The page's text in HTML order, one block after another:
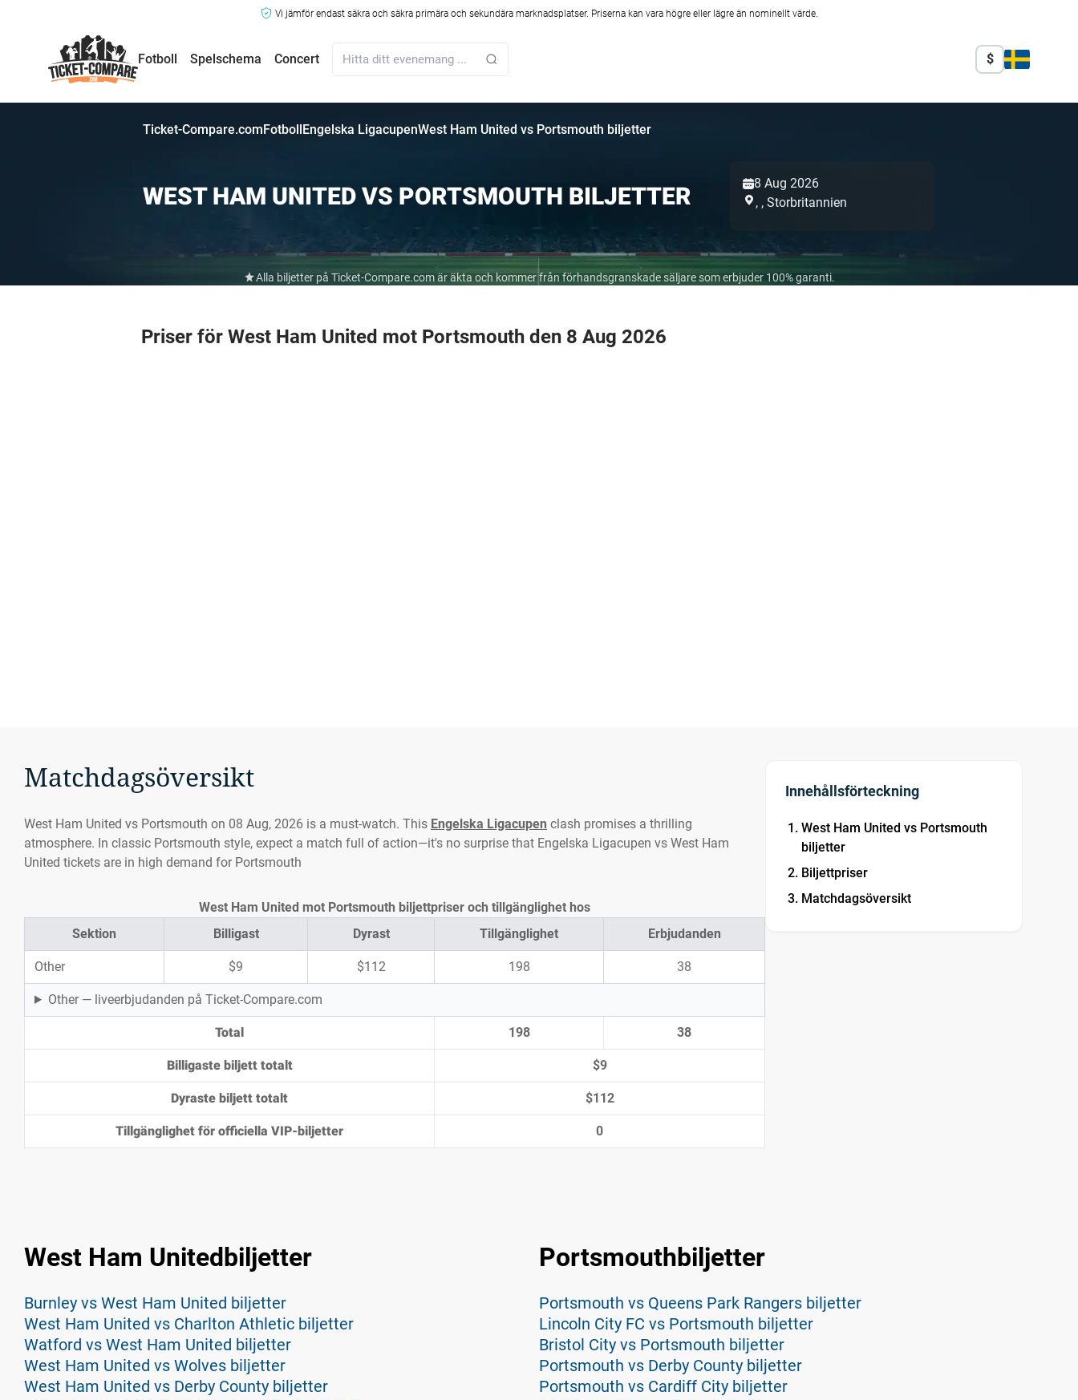
Vi jämför endast säkra och säkra primära och sekundära marknadsplatser. Priserna kan vara högre eller lägre än nominellt värde.
Fotboll Spelschema Concert $
Ticket-Compare.comFotbollEngelska LigacupenWest Ham United vs Portsmouth biljetter
WEST HAM UNITED VS PORTSMOUTH BILJETTER
8 Aug 2026
, , Storbritannien
Alla biljetter på Ticket-Compare.com är äkta och kommer från förhandsgranskade säljare som erbjuder 100% garanti.
Priser för West Ham United mot Portsmouth den 8 Aug 2026
Matchdagsöversikt
West Ham United vs Portsmouth on 08 Aug, 2026 is a must-watch. This Engelska Ligacupen clash promises a thrilling
atmosphere. In classic Portsmouth style, expect a match full of action—it's no surprise that Engelska Ligacupen vs West Ham
United tickets are in high demand for Portsmouth
Sektion Billigast Dyrast Tillgänglighet Erbjudanden
Other $9 $112 198 38
Other — liveerbjudanden på Ticket-Compare.com
Total 198 38
Billigaste biljett totalt $9
Dyraste biljett totalt $112
Tillgänglighet för officiella VIP-biljetter 0
West Ham United mot Portsmouth biljettpriser och tillgänglighet hos
Innehållsförteckning
West Ham United vs Portsmouth
biljetter
Biljettpriser
Matchdagsöversikt
West Ham Unitedbiljetter
Burnley vs West Ham United biljetter
West Ham United vs Charlton Athletic biljetter
Watford vs West Ham United biljetter
West Ham United vs Wolves biljetter
West Ham United vs Derby County biljetter
Portsmouthbiljetter
Portsmouth vs Queens Park Rangers biljetter
Lincoln City FC vs Portsmouth biljetter
Bristol City vs Portsmouth biljetter
Portsmouth vs Derby County biljetter
Portsmouth vs Cardiff City biljetter